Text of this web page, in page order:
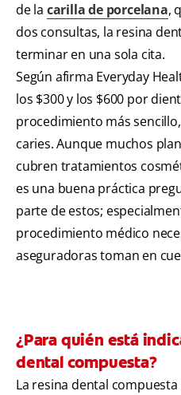
de la carilla de porcelana,
dos consultas, la resina
terminar en una sola cita.
Según afirma Everyday
los $300 y los $600 por
procedimiento más
caries. Aunque muchos
cubren tratamientos
es una buena práctica
parte de estos;
procedimiento médico
aseguradoras toman en
¿Para quién está
dental compuesta?
La resina dental